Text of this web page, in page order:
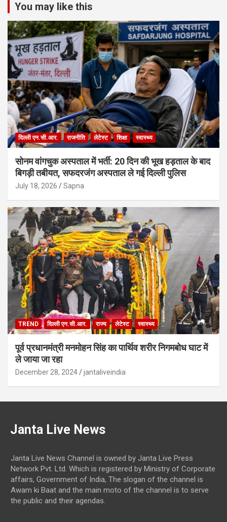
You may like this
दिल्ली एन.सी.आर. राजनीति लेटेस्ट शिक्षा स्वास्थ्य
सोनम वांगचुक अस्पताल में भर्ती: 20 दिन की भूख हड़ताल के बाद
बिगड़ी तबीयत, सफदरजंग अस्पताल ले गई दिल्ली पुलिस
July 18, 2026 Sapna
TREND दिल्ली एन.सी.आर. राज्य लेटेस्ट स्वास्थ्य
पूर्व प्रधानमंत्री मनमोहन सिंह का पार्थिव शरीर निगमबोध घाट में
ले जाया जा रहा
December 28, 2024 jantaliveindia
Janta Live News
Janta Live News Channel is owned by Janta Live Press
Network Pvt. Ltd. Which is registered by Ministry of Corporate
affairs, Government of India, The slogan of the channel is
Awam ki Baat and the main moto of the channel is to serve
the public and their agendas.